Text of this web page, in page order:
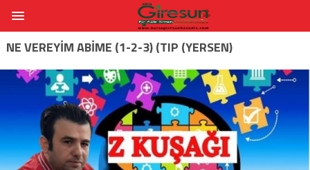
NE VEREYIM ABIME (1-2-3) (TIP (YERSEN)